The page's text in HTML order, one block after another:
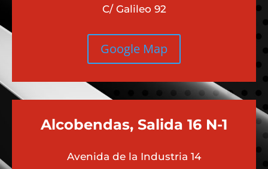
C/ Galileo 92
Google Map
Alcobendas, Salida 16 N-1
Avenida de la Industria 14